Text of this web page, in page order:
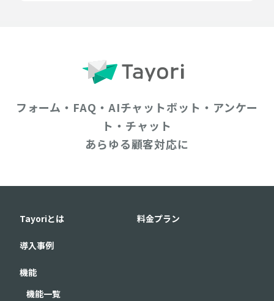
フォーム・FAQ・AIチャットボット・アンケー
ト・チャット
あらゆる顧客対応に
Tayoriとは 料金プラン
導入事例
機能
機能一覧